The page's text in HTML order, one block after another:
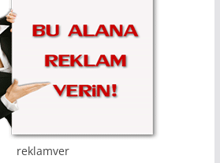
reklamver